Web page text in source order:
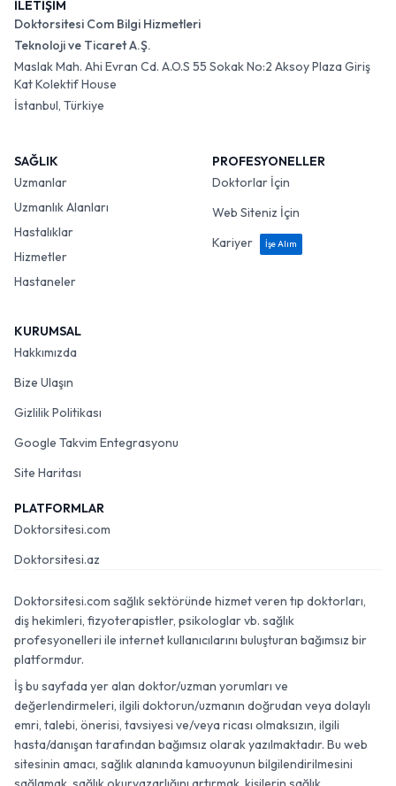
İLETİŞİM
Doktorsitesi Com Bilgi Hizmetleri
Teknoloji ve Ticaret A.Ş.
Maslak Mah. Ahi Evran Cd. A.O.S 55 Sokak No:2 Aksoy Plaza Giriş
Kat Kolektif House
İstanbul, Türkiye
SAĞLIK
Uzmanlar
Uzmanlık Alanları
Hastalıklar
Hizmetler
Hastaneler
PROFESYONELLER
Doktorlar İçin
Web Siteniz İçin
Kariyer
İşe Alım
KURUMSAL
Hakkımızda
Bize Ulaşın
Gizlilik Politikası
Google Takvim Entegrasyonu
Site Haritası
PLATFORMLAR
Doktorsitesi.com
Doktorsitesi.az
Doktorsitesi.com sağlık sektöründe hizmet veren tıp doktorları,
diş hekimleri, fizyoterapistler, psikologlar vb. sağlık
profesyonelleri ile internet kullanıcılarını buluşturan bağımsız bir
platformdur.
İş bu sayfada yer alan doktor/uzman yorumları ve
değerlendirmeleri, ilgili doktorun/uzmanın doğrudan veya dolaylı
emri, talebi, önerisi, tavsiyesi ve/veya ricası olmaksızın, ilgili
hasta/danışan tarafından bağımsız olarak yazılmaktadır. Bu web
sitesinin amacı, sağlık alanında kamuoyunun bilgilendirilmesini